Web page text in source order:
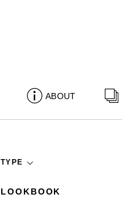
ABOUT
TYPE
LOOKBOOK